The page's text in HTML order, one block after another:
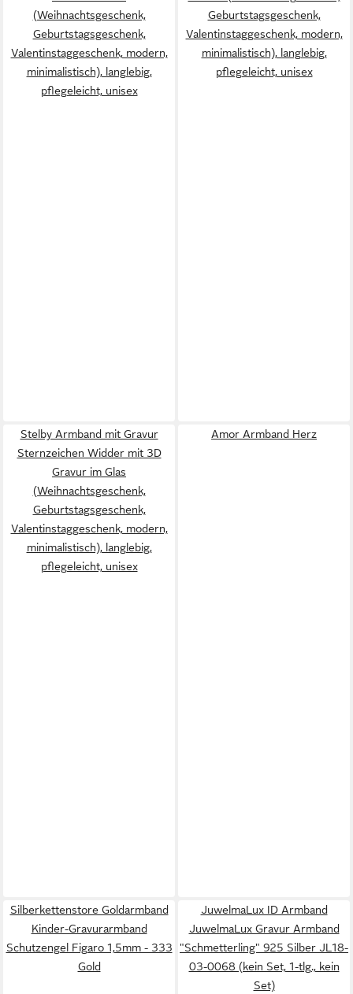
(Weihnachtsgeschenk,
Geburtstagsgeschenk,
Valentinstaggeschenk, modern,
minimalistisch), langlebig,
pflegeleicht, unisex
Geburtstagsgeschenk,
Valentinstaggeschenk, modern,
minimalistisch), langlebig,
pflegeleicht, unisex
Stelby Armband mit Gravur
Sternzeichen Widder mit 3D
Gravur im Glas
(Weihnachtsgeschenk,
Geburtstagsgeschenk,
Valentinstaggeschenk, modern,
minimalistisch), langlebig,
pflegeleicht, unisex
Amor Armband Herz
Silberkettenstore Goldarmband
Kinder-Gravurarmband
Schutzengel Figaro 1,5mm - 333
Gold
JuwelmaLux ID Armband
JuwelmaLux Gravur Armband
"Schmetterling" 925 Silber JL18-
03-0068 (kein Set, 1-tlg., kein
Set)